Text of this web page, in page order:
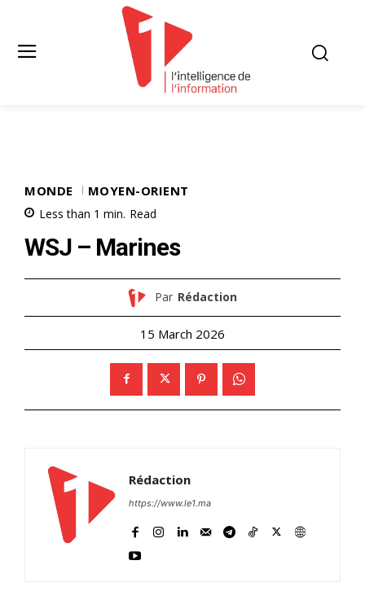
MONDE MOYEN-ORIENT
Less than 1 min. Read
WSJ – Marines
Par Rédaction
15 March 2026
Rédaction
https://www.le1.ma